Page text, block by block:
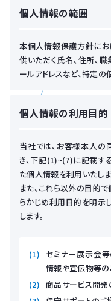
個人情報の範囲
本個人情報保護方針に
供いただく氏名、住所、職
ールアドレスなど、特定の
個人情報の利用目的
当社では、お客様本人
き、下記(1)~(7)に記載
た個人情報を利用いたしま
また、これら以外の目的
らかじめ利用目的を明示
します。
セミナー展示会
情報や宣伝物等の
商品サービス開発